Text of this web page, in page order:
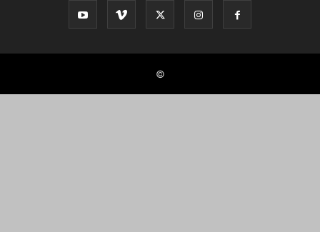
©